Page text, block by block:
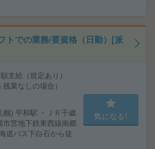
トでの業務/要資格（日勤）[派
支給（規定あり）
業なしの場合）
幌) 平和駅 ・ＪＲ千歳
営地下鉄東西線南郷
道バス下白石から徒
気になる!